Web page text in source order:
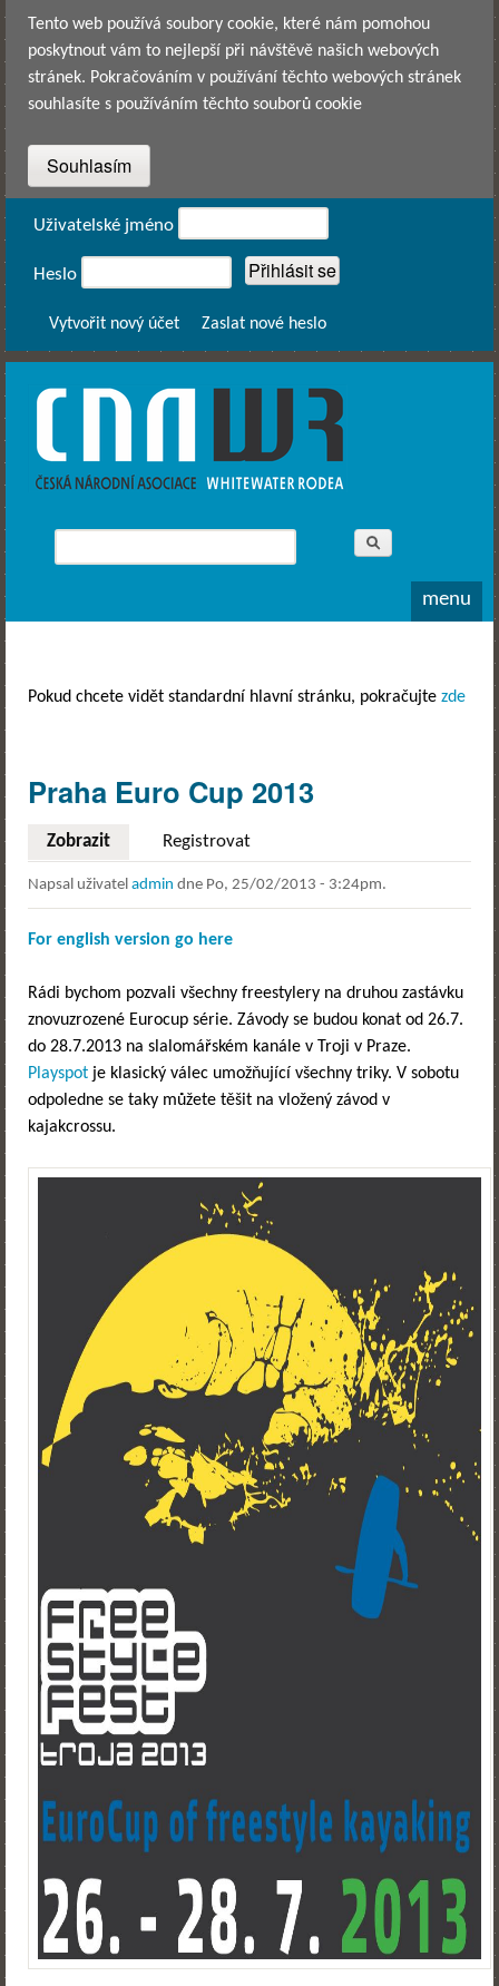
Přejít k hlavnímu obsahu
Tento web používá soubory cookie, které nám pomohou
poskytnout vám to nejlepší při návštěvě našich webových
stránek. Pokračováním v používání těchto webových stránek
souhlasíte s používáním těchto souborů cookie
Přihlášení
Uživatelské jméno
Heslo
Vytvořit nový účet Zaslat nové heslo
CNAWR -
Národní
Asociace
Rodea o.s.
Vyhledávání
menu
Pokud chcete vidět standardní hlavní stránku, pokračujte zde
Praha Euro Cup 2013
Zobrazit (aktivní záložka)
Registrovat
Napsal uživatel admin dne Po, 25/02/2013 - 3:24pm.
For english version go here
Rádi bychom pozvali všechny freestylery na druhou zastávku
znovuzrozené Eurocup série. Závody se budou konat od 26.7.
do 28.7.2013 na slalomářském kanále v Troji v Praze.
Playspot je klasický válec umožňující všechny triky. V sobotu
odpoledne se taky můžete těšit na vložený závod v
kajakcrossu.